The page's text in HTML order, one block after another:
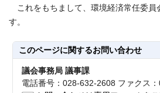
これをもちまして、環境経済常任委員
す。
このページに関するお問い合わせ
議会事務局 議事課
電話番号：028-632-2608 ファクス